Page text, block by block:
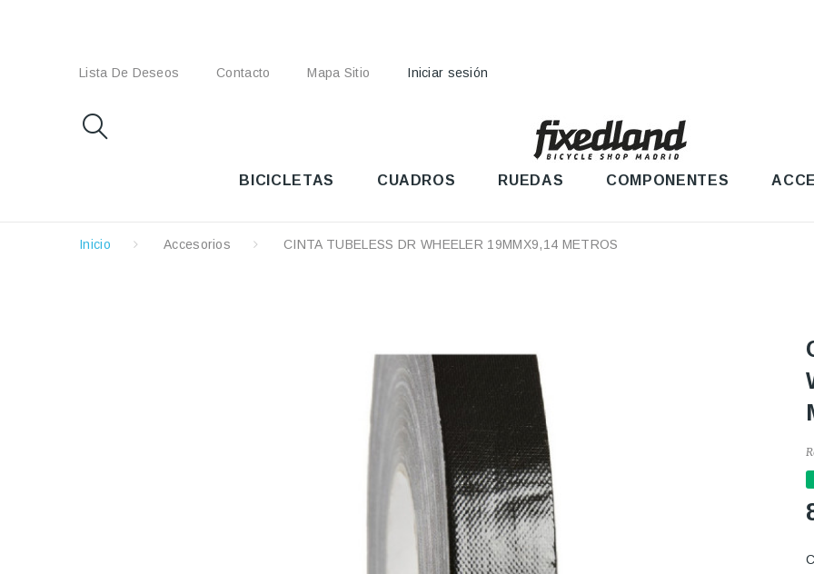
Lista De Deseos Contacto Mapa Sitio Iniciar sesión
BICICLETAS CUADROS RUEDAS COMPONENTES
Inicio Accesorios CINTA TUBELESS DR WHEELER 19MMX9,14 METROS